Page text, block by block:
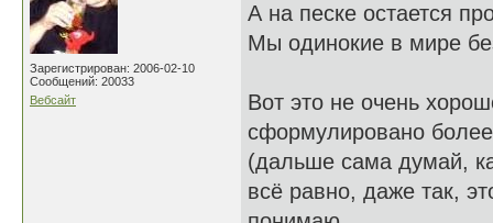
Зарегистрирован: 2006-02-10
Сообщений: 20033
Вебсайт
А на песке остается
Мы одинокие в мире
Вот это не очень
сформулировано
(дальше сама думай,
всё равно, даже так,